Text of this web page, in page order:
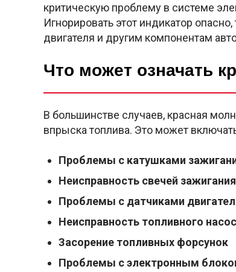
критическую проблему в системе
Игнорировать этот индикатор
двигателя и другим компонентам
Что может означать
В большинстве случаев, красная
впрыска топлива. Это может
Проблемы с катушками
Неисправность свечей зажигания
Проблемы с датчиками
Неисправность топливного
Засорение топливных форсунок
Проблемы с электронным